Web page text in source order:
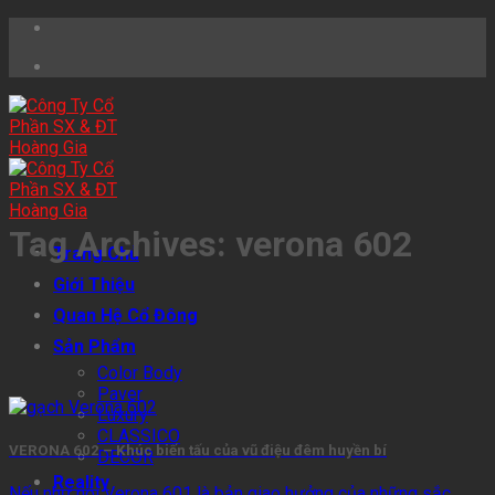
Skip
content
Trang Chủ
Giới Thiệu
Quan Hệ Cổ Đông
Sản Phẩm
Color Body
Paver
Luxury
CLASSICO
DECOR
Reality
Tag Archives: verona 602
VERONA 602 – Khúc biến tấu của vũ điệu đêm huyền bí